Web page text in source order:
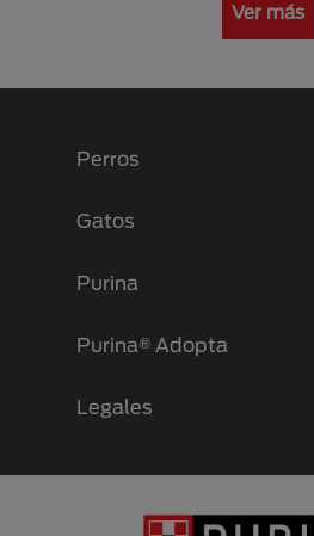
Ver más
Perros
Gatos
Purina
Purina® Adopta
Legales